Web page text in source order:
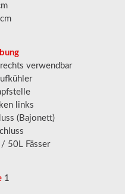
verwendbar
links
(Bajonett)
50L Fässer
1